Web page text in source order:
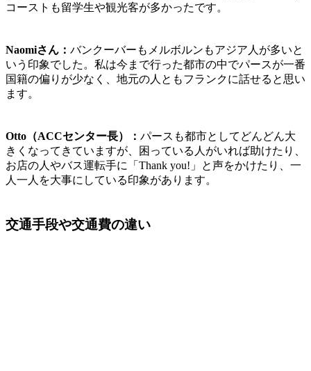
コーストも留学生や観光客が多かったです。
Naomiさん： バンクーバーもメルボルンもアジア人が多いと
いう印象でした。私は今まで行った都市の中でパースが一番
国籍の偏りが少なく、地元の人ともフランクに話せる と思い
ます。
Otto（ACCセンター長）： パースも都市としてどんどん大
きくなってきていますが、
困っている人がいれば助けたり、
お店の人やバス運転手に「Thank you!」と声をかけたり、一
人一人を大事にしている印象があります。
交通手段や交通費の違い